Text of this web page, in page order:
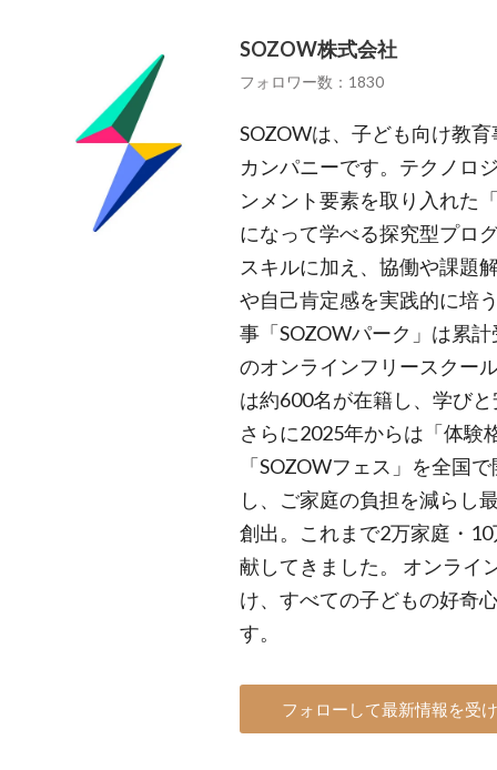
SOZOW株式会社
フォロワー数：1830
SOZOWは、子ども向け教
カンパニーです。テクノロ
ンメント要素を取り入れた
になって学べる探究型プロ
スキルに加え、協働や課題
や自己肯定感を実践的に培
事「SOZOWパーク」は累
のオンラインフリースクー
は約600名が在籍し、学び
さらに2025年からは「体験
「SOZOWフェス」を全国
し、ご家庭の負担を減らし
創出。これまで2万家庭・
献してきました。 オンライ
け、すべての子どもの好奇
す。
フォローして最新情報を受